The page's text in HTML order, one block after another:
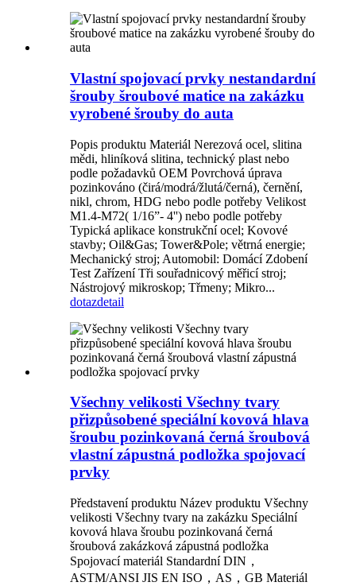
Vlastní spojovací prvky nestandardní
šrouby šroubové matice na zakázku
vyrobené šrouby do auta
Popis produktu Materiál Nerezová ocel, slitina
mědi, hliníková slitina, technický plast nebo
podle požadavků OEM Povrchová úprava
pozinkováno (čirá/modrá/žlutá/černá), černění,
nikl, chrom, HDG nebo podle potřeby Velikost
M1.4-M72( 1/16”- 4'') nebo podle potřeby
Typická aplikace konstrukční ocel; Kovové
stavby; Oil&Gas; Tower&Pole; větrná energie;
Mechanický stroj; Automobil: Domácí Zdobení
Test Zařízení Tři souřadnicový měřicí stroj;
Nástrojový mikroskop; Třmeny; Mikro...
dotazdetail
Všechny velikosti Všechny tvary
přizpůsobené speciální kovová hlava
šroubu pozinkovaná černá šroubová
vlastní zápustná podložka spojovací
prvky
Představení produktu Název produktu Všechny
velikosti Všechny tvary na zakázku Speciální
kovová hlava šroubu pozinkovaná černá
šroubová zakázková zápustná podložka
Spojovací materiál Standardní DIN，
ASTM/ANSI JIS EN ISO，AS，GB Materiál